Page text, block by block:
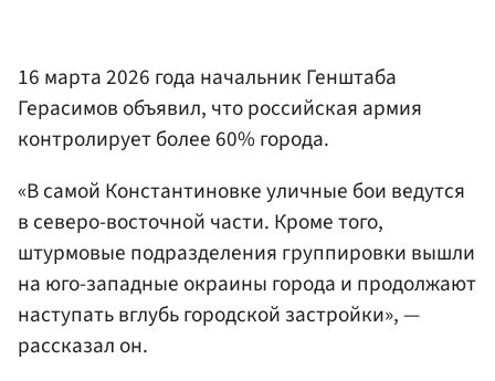
16 марта 2026 года начальник Генштаба
Герасимов объявил, что российская армия
контролирует более 60% города.
«В самой Константиновке уличные бои ведутся
в северо-восточной части. Кроме того,
штурмовые подразделения группировки вышли
на юго-западные окраины города и продолжают
наступать вглубь городской застройки», —
рассказал он.